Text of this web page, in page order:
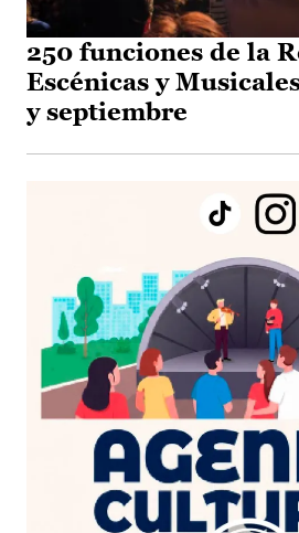
250 funciones de la
Escénicas y
y septiembre